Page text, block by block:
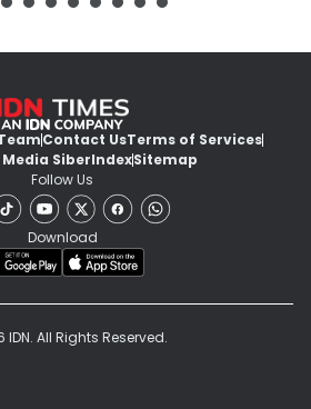
Contact UsTerms of Services
SiberIndexSitemap
Follow Us
Download
IDN. All Rights Reserved.